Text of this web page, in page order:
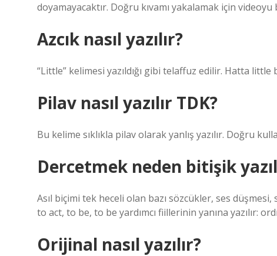
doyamayacaktır. Doğru kıvamı yakalamak için
Azcık nasıl yazılır?
“Little” kelimesi yazıldığı gibi telaffuz edilir. Hatta little
Pilav nasıl yazılır TDK?
Bu kelime sıklıkla pilav olarak yanlış yazılır. Doğru
Dercetmek neden bitişik
Asıl biçimi tek heceli olan bazı sözcükler, ses
to act, to be, to be yardımcı fiillerinin yanına yazılır:
Orijinal nasıl yazılır?